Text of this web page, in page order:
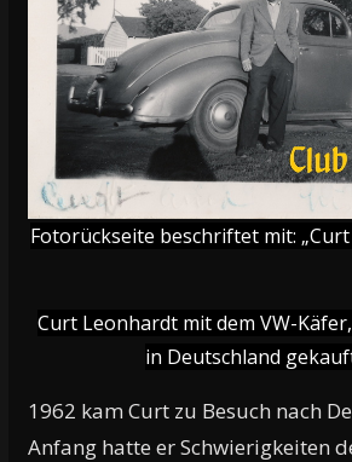
Fotorückseite beschriftet mit: „Curt
Curt Leonhardt mit dem VW-
in Deutschland
1962 kam Curt zu Besuch nach
Anfang hatte er Schwierigkeiten